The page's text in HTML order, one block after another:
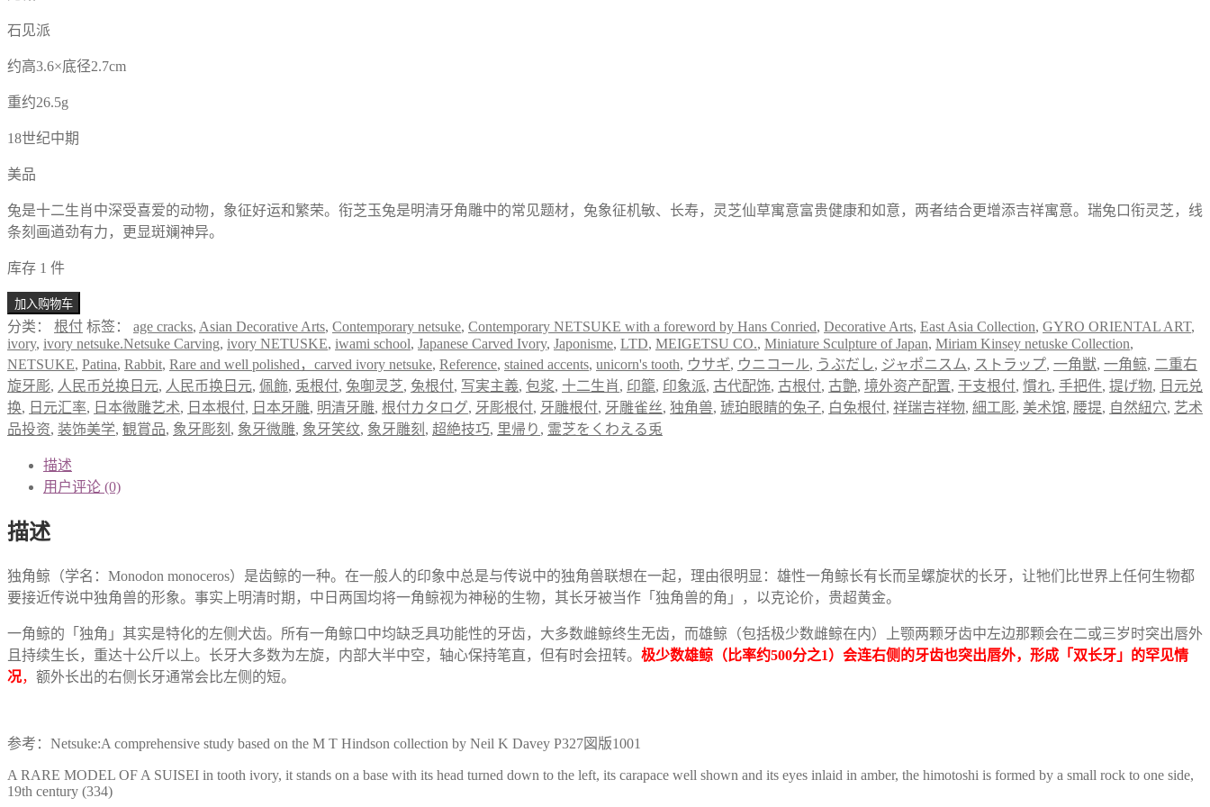
石见派
约高3.6×底径2.7cm
重约26.5g
18世纪中期
美品
兔是十二生肖中深受喜爱的动物，象征好运和繁荣。衔芝玉兔是明清牙角雕中的常见题材，兔象征机敏、长寿，灵芝仙草寓意富贵健康和如意，两者结合更增添吉祥寓意。瑞兔口衔灵芝，线
条刻画遒劲有力，更显斑斓神异。
库存 1 件
加入购物车
分类： 根付 标签： age cracks, Asian Decorative Arts, Contemporary netsuke, Contemporary NETSUKE with a foreword by Hans Conried, Decorative Arts, East Asia Collection, GYRO ORIENTAL ART,
ivory, ivory netsuke.Netsuke Carving, ivory NETUSKE, iwami school, Japanese Carved Ivory, Japonisme, LTD, MEIGETSU CO., Miniature Sculpture of Japan, Miriam Kinsey netuske Collection,
NETSUKE, Patina, Rabbit, Rare and well polished，carved ivory netsuke, Reference, stained accents, unicorn's tooth, ウサギ, ウニコール, うぶだし, ジャポニスム, ストラップ, 一角獣, 一角鲸, 二重右
旋牙彫, 人民币兑换日元, 人民币换日元, 佩飾, 兎根付, 兔啣灵芝, 兔根付, 写実主義, 包浆, 十二生肖 , 印籠, 印象派, 古代配饰, 古根付, 古艶, 境外资产配置, 干支根付, 慣れ, 手把件, 提げ物, 日元兑
换, 日元汇率, 日本微雕艺术, 日本根付, 日本牙雕, 明清牙雕, 根付カタログ, 牙彫根付, 牙雕根付, 牙雕雀丝, 独角兽, 琥珀眼睛的兔子, 白兔根付, 祥瑞吉祥物, 細工彫, 美术馆, 腰提, 自然紐穴, 艺术
品投资, 装饰美学, 観賞品, 象牙彫刻 , 象牙微雕, 象牙笑纹, 象牙雕刻 , 超絶技巧, 里帰り , 霊芝をくわえる兎
描述
用户评论 (0)
描述
独角鲸（学名：Monodon monoceros）是齿鲸的一种。在一般人的印象中总是与传说中的独角兽联想在一起，理由很明显：雄性一角鲸长有长而呈螺旋状的长牙，让牠们比世界上任何生物都
要接近传说中独角兽的形象。事实上明清时期，中日两国均将一角鲸视为神秘的生物，其长牙被当作「独角兽的角」，以克论价，贵超黄金。
一角鲸的「独角」其实是特化的左侧犬齿。所有一角鲸口中均缺乏具功能性的牙齿，大多数雌鲸终生无齿，而雄鲸（包括极少数雌鲸在内）上颚两颗牙齿中左边那颗会在二或三岁时突出唇外
且持续生长，重达十公斤以上。长牙大多数为左旋，内部大半中空，轴心保持笔直，但有时会扭转。 极少数雄鲸（比率约500分之1）会连右侧的牙齿也突出唇外，形成「双长牙」的罕见情
况， 额外长出的右侧长牙通常会比左侧的短。
参考：Netsuke:A comprehensive study based on the M T Hindson collection by Neil K Davey P327図版1001
A RARE MODEL OF A SUISEI in tooth ivory, it stands on a base with its head turned down to the left, its carapace well shown and its eyes inlaid in amber, the himotoshi is formed by a small rock to one side,
19th century (334)